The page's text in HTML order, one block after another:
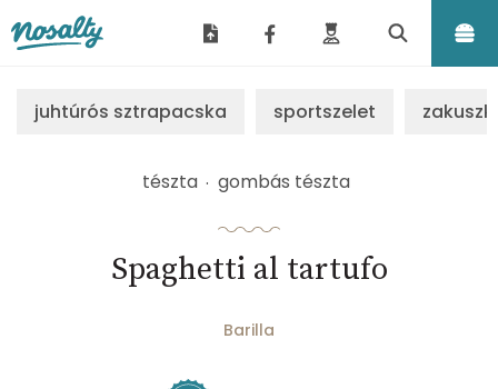
juhtúrós sztrapacska sportszelet
tészta gombás tészta
Spaghetti al tartufo
Barilla